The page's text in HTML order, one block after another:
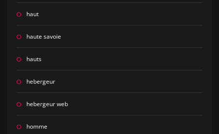
haut
haute savoie
hauts
hebergeur
hebergeur web
homme